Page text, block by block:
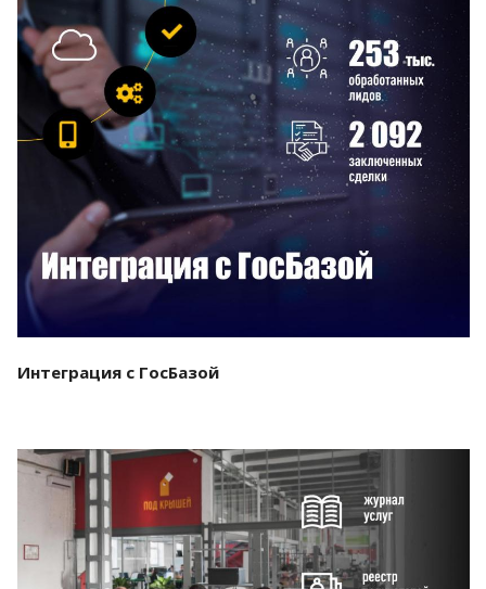
Смотреть проект
Интеграция с ГосБазой